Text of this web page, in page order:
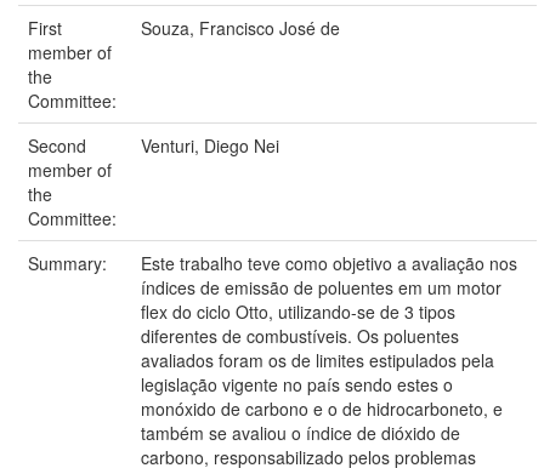
First
member of
the
Committee:
Souza, Francisco José de
Second
member of
the
Committee:
Venturi, Diego Nei
Summary:
Este trabalho teve como objetivo a avaliação nos
índices de emissão de poluentes em um motor
flex do ciclo Otto, utilizando-se de 3 tipos
diferentes de combustíveis. Os poluentes
avaliados foram os de limites estipulados pela
legislação vigente no país sendo estes o
monóxido de carbono e o de hidrocarboneto, e
também se avaliou o índice de dióxido de
carbono, responsabilizado pelos problemas